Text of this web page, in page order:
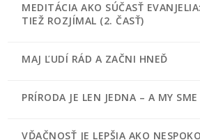
MEDITÁCIA AKO SÚČASŤ
TIEŽ ROZJÍMAL (2. ČASŤ)
MAJ ĽUDÍ RÁD A ZAČNI HNEĎ
PRÍRODA JE LEN JEDNA – A MY SME
VĎAČNOSŤ JE LEPŠIA AKO